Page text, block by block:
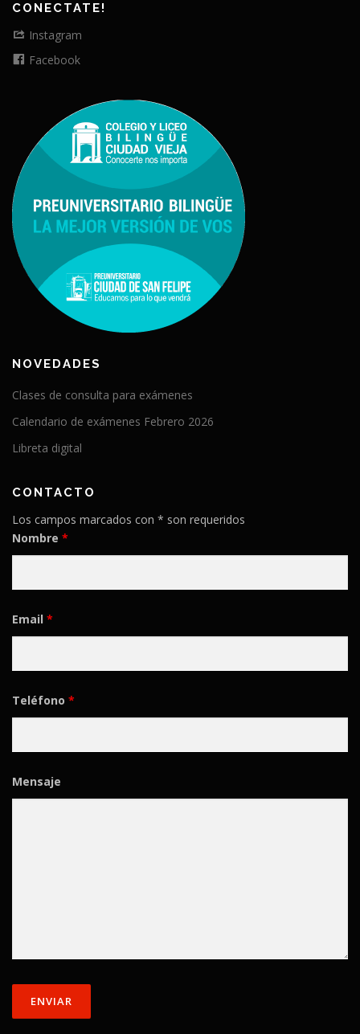
CONECTATE!
Instagram
Facebook
NOVEDADES
Clases de consulta para exámenes
Calendario de exámenes Febrero 2026
Libreta digital
CONTACTO
Los campos marcados con * son requeridos
Nombre *
Email *
Teléfono *
Mensaje